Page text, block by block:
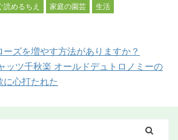
読めるちえ 家庭の園芸 生活
ーズを増やす方法がありますか？
ッツ千秋楽 オールドデュトロノミーの
心打たれた